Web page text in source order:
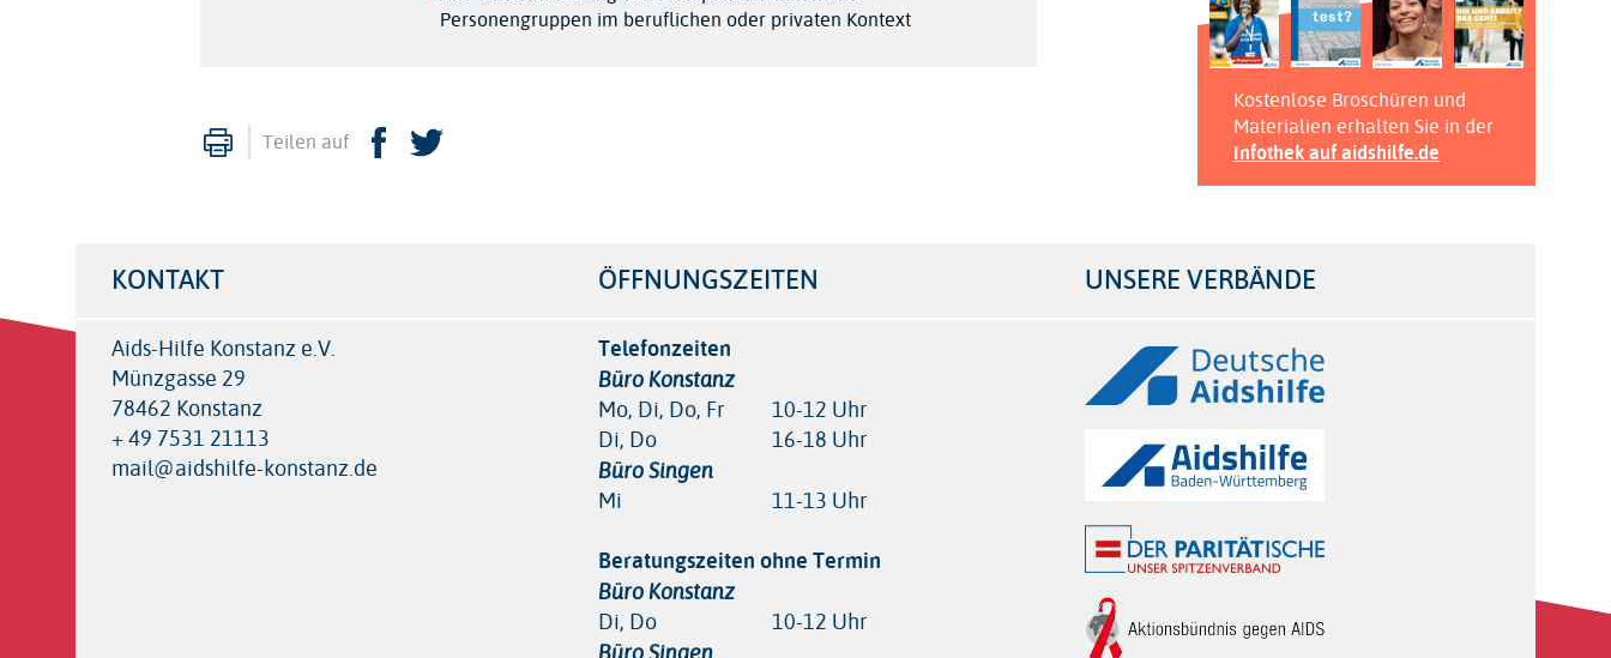
Personengruppen im beruflichen oder privaten Kontext
Drucken
Teilen auf Facebook
Kostenlose Broschüren und
Materialien erhalten Sie in der
Infothek auf aidshilfe.de
KONTAKT
Aids-Hilfe Konstanz e.V.
Münzgasse 29
78462 Konstanz
+ 49 7531 21113
mail@aidshilfe-konstanz.de
ÖFFNUNGSZEITEN
Telefonzeiten
Büro Konstanz
Mo, Di, Do, Fr
10-12 Uhr
Di, Do
16-18 Uhr
Büro Singen
Mi
11-13 Uhr
Beratungszeiten ohne Termin
Büro Konstanz
Di, Do 10-12 Uhr
Büro Singen
UNSERE VERBÄNDE
Logos